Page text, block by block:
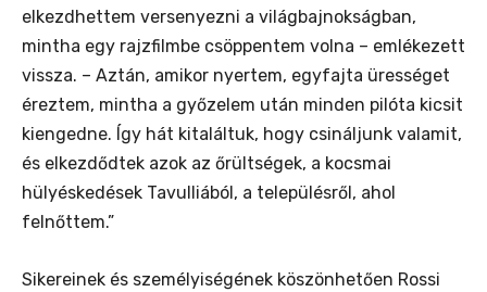
elkezdhettem versenyezni a világbajnokságban,
mintha egy rajzfilmbe csöppentem volna – emlékezett
vissza. – Aztán, amikor nyertem, egyfajta ürességet
éreztem, mintha a győzelem után minden pilóta kicsit
kiengedne. Így hát kitaláltuk, hogy csináljunk valamit,
és elkezdődtek azok az őrültségek, a kocsmai
hülyéskedések Tavulliából, a településről, ahol
felnőttem.”
Sikereinek és személyiségének köszönhetően Rossi